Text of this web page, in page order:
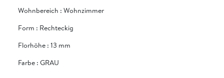
Wohnbereich : Wohnzimmer
Form : Rechteckig
Florhöhe : 13 mm
Farbe : GRAU